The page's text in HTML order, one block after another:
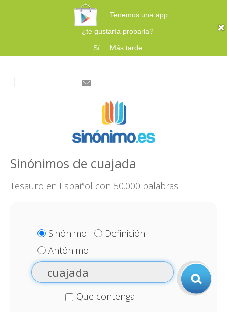
Tenemos una app
¿te gustaría probarla?
Sí
Más tarde
Sinónimos de cuajada
Tesauro en Español con 50.000 palabras
Sinónimo
Definición
Antónimo
Que contenga